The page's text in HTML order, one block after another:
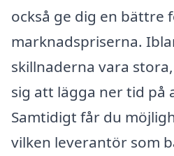
också ge dig en bättre
marknadspriserna.
skillnaderna vara
sig att lägga ner tid på
Samtidigt får du
vilken leverantör som